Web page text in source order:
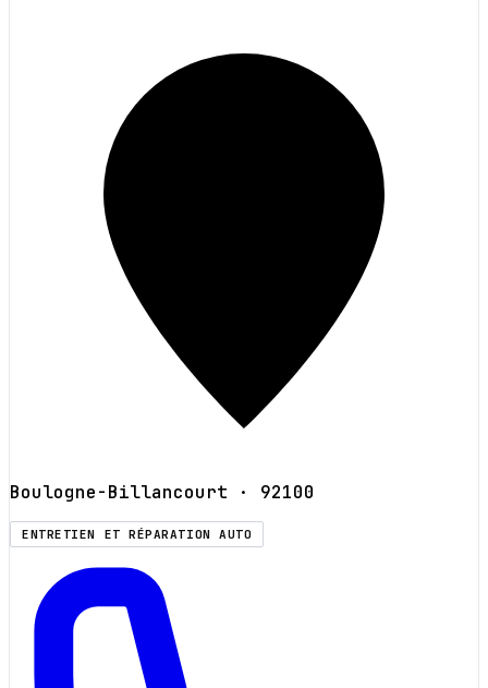
Boulogne-Billancourt · 92100
ENTRETIEN ET RÉPARATION AUTO